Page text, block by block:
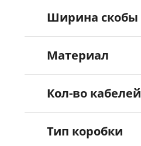
Ширина скобы
Материал
Кол-во кабелей
Тип коробки